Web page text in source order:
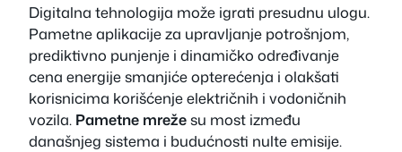
Digitalna tehnologija može igrati presudnu ulogu.
Pametne aplikacije za upravljanje potrošnjom,
prediktivno punjenje i dinamičko određivanje
cena energije smanjiće opterećenja i olakšati
korisnicima korišćenje električnih i vodoničnih
vozila. Pametne mrežesu most između
današnjeg sistema i budućnosti nulte emisije.